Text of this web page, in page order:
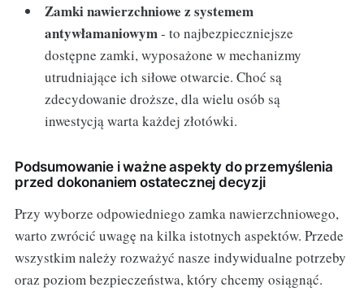
Zamki nawierzchniowe z systemem
antywłamaniowym- to najbezpieczniejsze
dostępne zamki, wyposażone w mechanizmy
utrudniające ich siłowe otwarcie. Choć są
zdecydowanie droższe, dla wielu osób są
inwestycją warta każdej złotówki.
Podsumowanie i ważne aspekty do przemyślenia
przed dokonaniem ostatecznej decyzji
Przy wyborze odpowiedniego zamka nawierzchniowego,
warto zwrócić uwagę na kilka istotnych aspektów. Przede
wszystkim należy rozważyć nasze indywidualne potrzeby
oraz poziom bezpieczeństwa, który chcemy osiągnąć.